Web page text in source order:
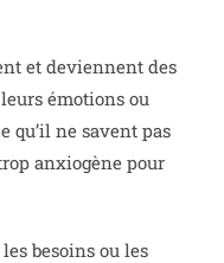
et deviennent des
émotions ou
qu’il ne savent pas
anxiogène pour
besoins ou les